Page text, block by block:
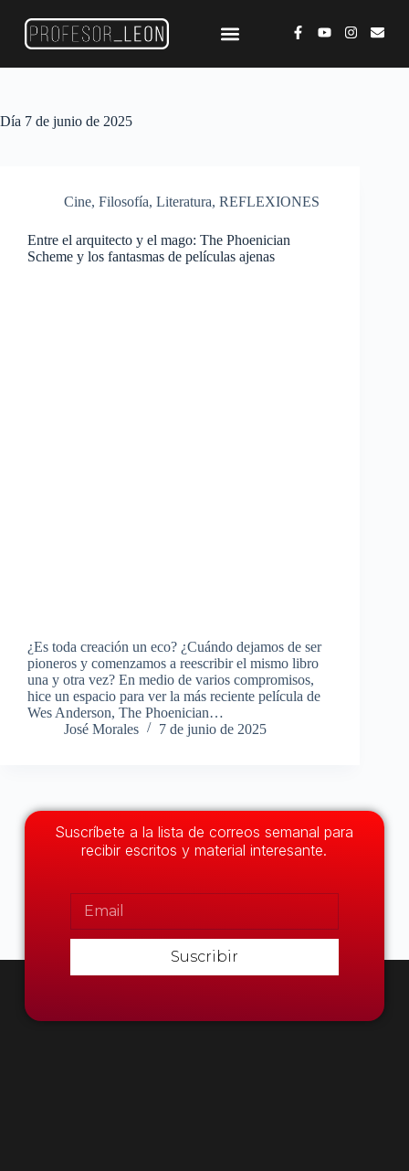
Día 7 de junio de 2025
Cine, Filosofía, Literatura, REFLEXIONES
Entre el arquitecto y el mago: The Phoenician
Scheme y los fantasmas de películas ajenas
¿Es toda creación un eco? ¿Cuándo dejamos de ser
pioneros y comenzamos a reescribir el mismo libro
una y otra vez? En medio de varios compromisos,
hice un espacio para ver la más reciente película de
Wes Anderson, The Phoenician…
José Morales
7 de junio de 2025
Suscríbete a la lista de correos semanal para
recibir escritos y material interesante.
Suscribir